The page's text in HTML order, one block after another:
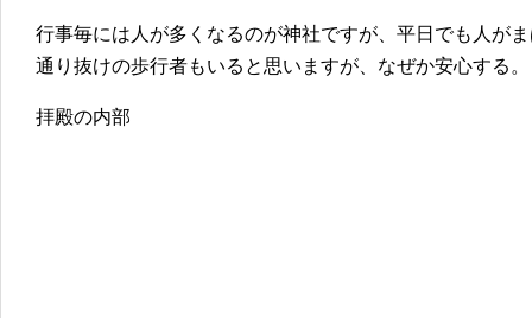
行事毎には人が多くなるのが神社ですが、平日でも人が
通り抜けの歩行者もいると思いますが、なぜか安心する。
拝殿の内部